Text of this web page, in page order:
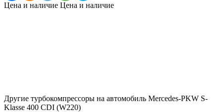
Цена и наличие Цена и наличие
Другие турбокомпрессоры на автомобиль Mercedes-PKW S-
Klasse 400 CDI (W220)